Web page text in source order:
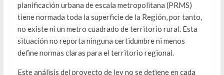
planificación urbana de escala metropolitana (PRMS)
tiene normada toda la superficie de la Región, por tanto,
no existe ni un metro cuadrado de territorio rural. Esta
situación no reporta ninguna certidumbre ni menos
define normas claras para el territorio regional.
Este análisis del proyecto de ley no se detiene en cada